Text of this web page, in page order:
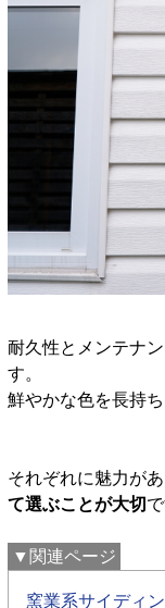
耐久性とメンテナ
す。
鮮やかな色を長持
それぞれに魅力があ
て選ぶことが大切
▼関連ページ
窯業系サイディ